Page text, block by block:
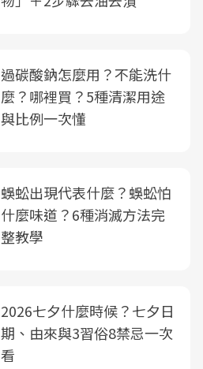
過碳酸鈉怎麼用？不能洗什
麼？哪裡買？5種清潔用途
與比例一次懂
蜈蚣出現代表什麼？蜈蚣怕
什麼味道？6種消滅方法完
整教學
2026七夕什麼時候？七夕日
期、由來與3習俗8禁忌一次
看